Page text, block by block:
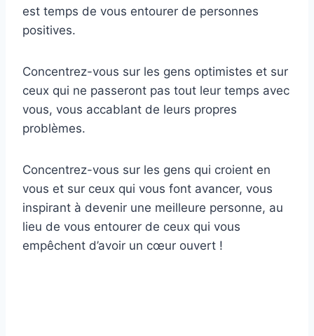
est temps de vous entourer de personnes
positives.
Concentrez-vous sur les gens optimistes et sur
ceux qui ne passeront pas tout leur temps avec
vous, vous accablant de leurs propres
problèmes.
Concentrez-vous sur les gens qui croient en
vous et sur ceux qui vous font avancer, vous
inspirant à devenir une meilleure personne, au
lieu de vous entourer de ceux qui vous
empêchent d’avoir un cœur ouvert !